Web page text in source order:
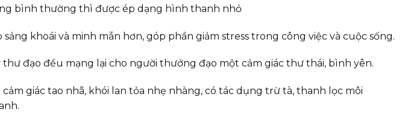
bình thường thì được ép dạng hình thanh nhỏ
khoái và minh mẫn hơn, góp phần giảm stress trong công việc và cuộc sống.
đạo đều mạng lại cho người thưởng đạo một cảm giác thư thái, bình yên.
giác tao nhã, khói lan tỏa nhẹ nhàng, có tác dụng trừ tà, thanh lọc môi